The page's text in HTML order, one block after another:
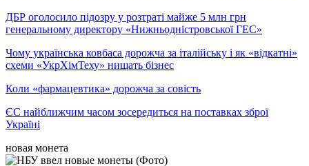
ДБР оголосило підозру у розтраті майже 5 млн грн
генеральному директору «Нижньодністровської ГЕС»
Чому українська ковбаса дорожча за італійську і як «відкатні»
схеми «УкрХімТеху» нищать бізнес
Коли «фармацевтика» дорожча за совість
ЄС найближчим часом зосередиться на поставках зброї
Україні
новая монета